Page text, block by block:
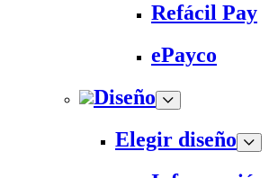
Refácil Pay
ePayco
Diseño
Elegir diseño